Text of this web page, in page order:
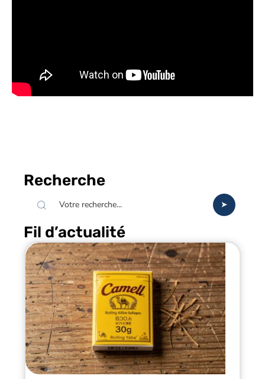
Recherche
Fil d’actualité